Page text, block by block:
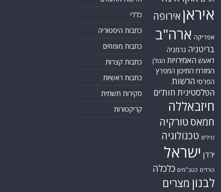
אודות
אתר החדשות נציב.נט מבצע איסוף ועיבוד של מידע ממקורות המודיעין הגלוי
(רשתות חברתיות, עיתונות, עדויות מקומיות ועוד) על מנת להביא את תמונת
המצב המקיפה והמדויקת ביותר של השטח.
אתר Nziv.net מכבד את זכויות היוצרים ועושה מאמצים לאיתור בעלי הזכויות
ביצירות הכלולות בכתבות. אם זיהית יצירה שאתה בעל הזכויות בה ואתה מעוניין
להסירה מהכתבה, אנא פנה אלינו
תגיות
או"ם אוקראינה